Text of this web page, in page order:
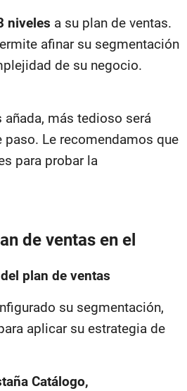
niveles a su plan de ventas.
afinar su segmentación
de su negocio.
añada, más tedioso será
paso. Le recomendamos que
para probar la
de ventas en el
plan de ventas
su segmentación,
aplicar su estrategia de
Catálogo,